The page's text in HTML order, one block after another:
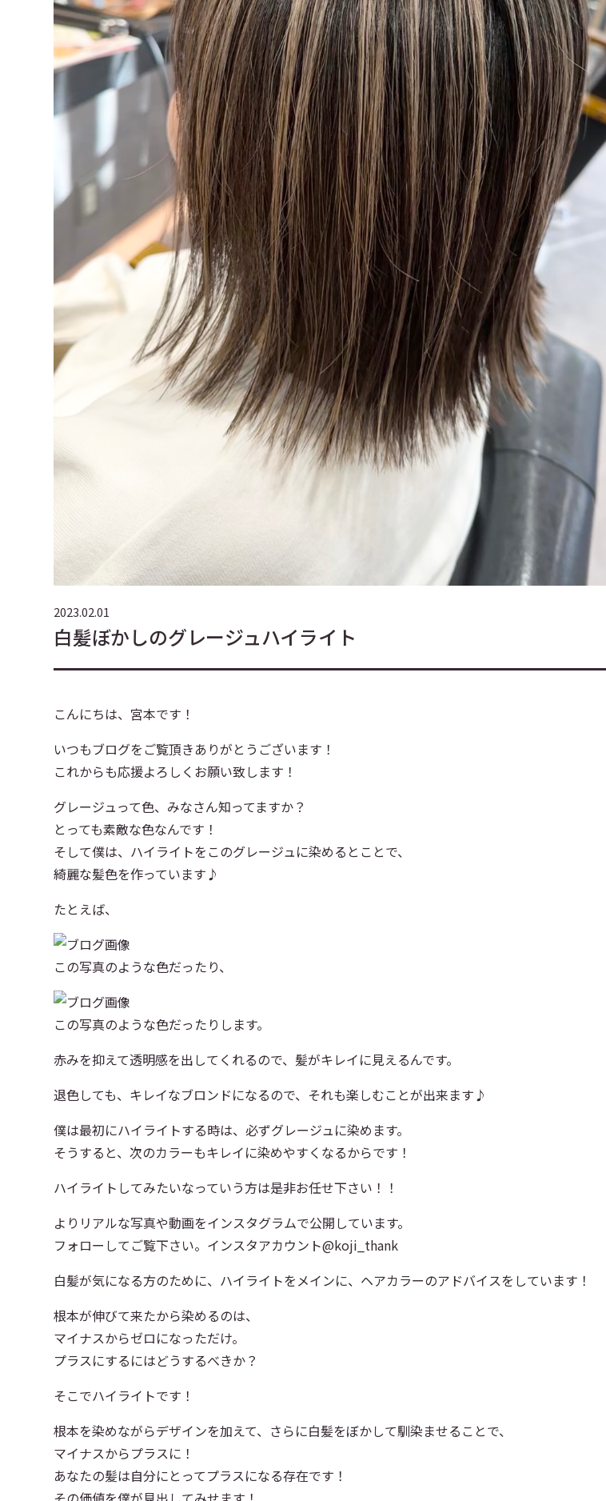
2023.02.01
白髪ぼかしのグレージュハイライト
こんにちは、宮本です！
いつもブログをご覧頂きありがとうございます！
これからも応援よろしくお願い致します！
グレージュって色、みなさん知ってますか？
とっても素敵な色なんです！
そして僕は、ハイライトをこのグレージュに染めるとことで、
綺麗な髪色を作っています♪
たとえば、
この写真のような色だったり、
この写真のような色だったりします。
赤みを抑えて透明感を出してくれるので、髪がキレイに見えるんです。
退色しても、キレイなブロンドになるので、それも楽しむことが出来ます♪
僕は最初にハイライトする時は、必ずグレージュに染めます。
そうすると、次のカラーもキレイに染めやすくなるからです！
ハイライトしてみたいなっていう方は是非お任せ下さい！！
よりリアルな写真や動画をインスタグラムで公開しています。
フォローしてご覧下さい。インスタアカウント@koji_thank
白髪が気になる方のために、ハイライトをメインに、ヘアカラーのアドバイスをしています！
根本が伸びて来たから染めるのは、
マイナスからゼロになっただけ。
プラスにするにはどうするべきか？
そこでハイライトです！
根本を染めながらデザインを加えて、さらに白髪をぼかして馴染ませることで、
マイナスからプラスに！
あなたの髪は自分にとってプラスになる存在です！